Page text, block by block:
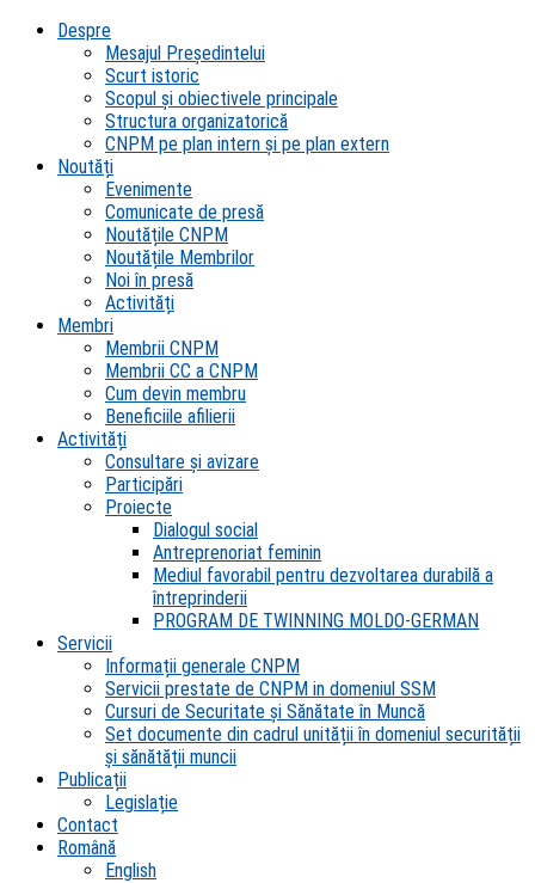
Despre
Mesajul Președintelui
Scurt istoric
Scopul şi obiectivele principale
Structura organizatorică
CNPM pe plan intern şi pe plan extern
Noutăți
Evenimente
Comunicate de presă
Noutățile CNPM
Noutățile Membrilor
Noi în presă
Activități
Membri
Membrii CNPM
Membrii CC a CNPM
Cum devin membru
Beneficiile afilierii
Activități
Consultare și avizare
Participări
Proiecte
Dialogul social
Antreprenoriat feminin
Mediul favorabil pentru dezvoltarea durabilă a
întreprinderii
PROGRAM DE TWINNING MOLDO-GERMAN
Servicii
Informații generale CNPM
Servicii prestate de CNPM in domeniul SSM
Cursuri de Securitate și Sănătate în Muncă
Set documente din cadrul unității în domeniul securității
și sănătății muncii
Publicații
Legislație
Contact
Română
English